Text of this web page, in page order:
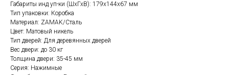
Габариты инд уп-ки (ШхГхВ): 179x144x67 мм
Тип упаковки: Коробка
Материал: ZAMAK/Сталь
Цвет: Матовый никель
Тип дверей: Для деревянных дверей
Вес двери: до 30 кг
Толщина двери: 35-45 мм
Серия: Нажимные